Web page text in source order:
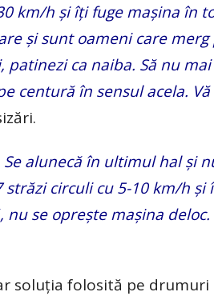
km/h și îți fuge mașina în
și sunt oameni care merg
ca naiba. Să nu
centură în sensul acela.
alunecă în ultimul hal și
circuli cu 5-10 km/h
se oprește mașina
soluția folosită pe